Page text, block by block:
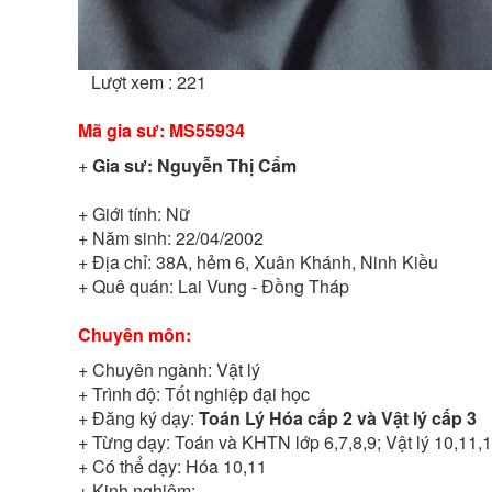
Lượt xem : 221
Mã gia sư: MS55934
+Gia sư: Nguyễn Thị Cẩm
+ Giới tính: Nữ
+ Năm sinh:22/04/2002
+ Địa chỉ:38A, hẻm 6, Xuân Khánh, Ninh Kiều
+ Quê quán: Lai Vung - Đồng Tháp
Chuyên môn:
+ Chuyên ngành:Vật lý
+ Trình độ:Tốt nghiệp đại học
+ Đăng ký dạy:Toán Lý Hóa cấp 2 và Vật lý cấp 3
+ Từng dạy:Toán và KHTN lớp 6,7,8,9; Vật lý
+ Có thể dạy: Hóa 10,11